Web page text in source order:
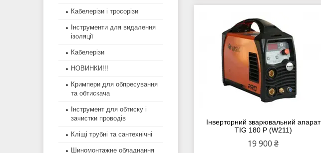
Інверторний зварювальний апарат
TIG 180 P (W211)
19 900 ₴
Кабелерізи і тросорізи
Інструменти для видалення
ізоляції
Кабелерізи
НОВИНКИ!!!
Кримпери для обпресування
та обтискача
Інструмент для обтиску і
зачистки проводів
Кліщі трубні та сантехнічні
Шиномонтажне обладнання